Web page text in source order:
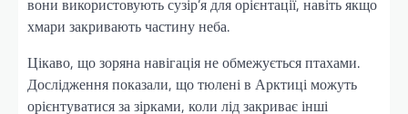
вони використовують сузір’я для орієнтації, навіть якщо
хмари закривають частину неба.
Цікаво, що зоряна навігація не обмежується птахами.
Дослідження показали, що тюлені в Арктиці можуть
орієнтуватися за зірками, коли лід закриває інші